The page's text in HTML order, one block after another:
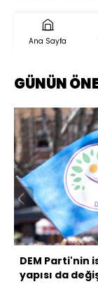
Ana Sayfa
GÜNÜN
DEM Parti'nin
yapısı da